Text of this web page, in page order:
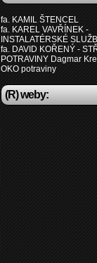
fa. KAMIL ŠTENCEL
fa. KAREL VAVŘÍNEK -
INSTALATÉRSKÉ
fa. DAVID KOŘENÝ -
POTRAVINY Dagmar
OKO potraviny
(R) weby: